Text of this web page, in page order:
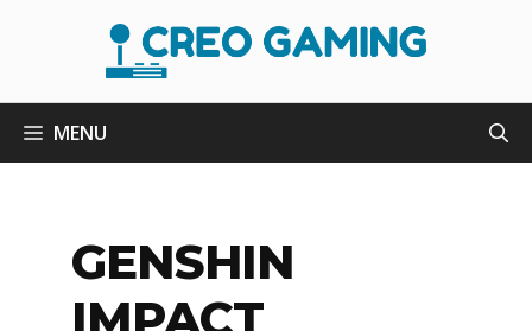
MENU
GENSHIN
IMPACT